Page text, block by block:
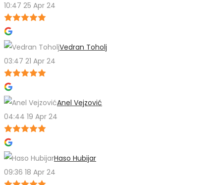
10:47 25 Apr 24
Vedran Toholj
03:47 21 Apr 24
Anel Vejzović
04:44 19 Apr 24
Haso Hubijar
09:36 18 Apr 24